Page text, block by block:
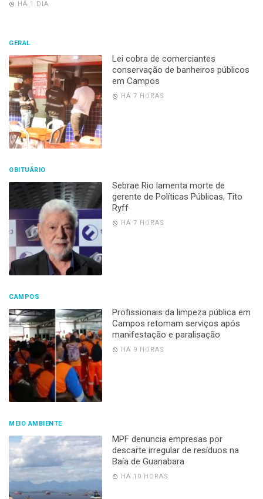
HÁ 1 DIA
GERAL
Lei cobra de comerciantes
conservação de banheiros públicos
em Campos
HÁ 7 HORAS
OBITUÁRIO
Sebrae Rio lamenta morte de
gerente de Políticas Públicas, Tito
Ryff
HÁ 7 HORAS
CAMPOS
Profissionais da limpeza pública em
Campos retomam serviços após
manifestação e paralisação
HÁ 9 HORAS
MEIO AMBIENTE
MPF denuncia empresas por
descarte irregular de resíduos na
Baía de Guanabara
HÁ 10 HORAS